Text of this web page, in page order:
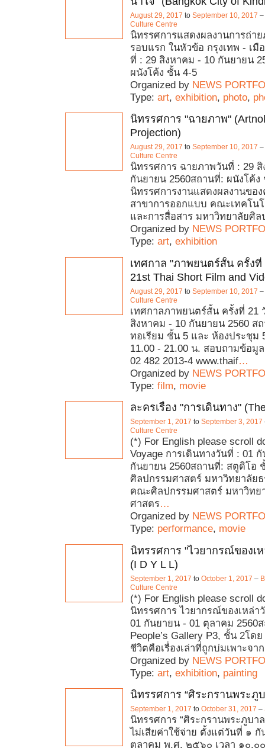
August 29, 2017 to September 10, 2017 –
Culture Centre
นิทรรศการแสดงผลงานการถ่า
รอบแรก ในหัวข้อ กรุงเทพ - เมื
ที่ : 29 สิงหาคม - 10 กันยายน
ผนังโค้ง ชั้น 4-5
Organized by NEWS
Type: art, exhibition, photo,
นิทรรศการ "ฉายภาพ"
Projection)
August 29, 2017 to September 10, 2017 –
Culture Centre
นิทรรศการ ฉายภาพวันที่ : 29
กันยายน 2560สถานที่: ผนังโค้ง
นิทรรศการงานแสดงผลงานขอ
สาขาการออกแบบ คณะเทคโน
และการสื่อสาร มหาวิทยาลัยศิล
Organized by NEWS
Type: art, exhibition
เทศกาล "ภาพยนตร์สั้น ครั้งที่
21st Thai Short Film and
August 29, 2017 to September 10, 2017 –
Culture Centre
เทศกาลภาพยนตร์สั้น ครั้งที่ 21
สิงหาคม - 10 กันยายน 2560 ส
ทอเรียม ชั้น 5 และ ห้องประชุม
11.00 - 21.00 น. สอบถามข้อมู
02 482 2013-4 www.thaif…
Organized by NEWS
Type: film, movie
ละครเรื่อง "การเดินทาง"
September 1, 2017 to September 3, 2017
Culture Centre
(*) For English please scroll
Voyage การเดินทางวันที่ : 01
กันยายน 2560สถานที่: สตูดิโอ
ศิลปกรรมศาสตร์ มหาวิทยาลัย
คณะศิลปกรรมศาสตร์ มหาวิทย
ศาสตร…
Organized by NEWS
Type: performance, movie
นิทรรศการ "ไวยากรณ์ของเ
(I D Y L L)
September 1, 2017 to October 1, 2017 –
Culture Centre
(*) For English please scroll
นิทรรศการ ไวยากรณ์ของเหล่
01 กันยายน - 01 ตุลาคม 2560
People’s Gallery P3, ชั้น 2โด
ชีวิตคือเรื่องเล่าที่ถูกบ่มเพาะจา
Organized by NEWS
Type: art, exhibition, painting
นิทรรศการ “ศิระกรานพระภู
September 1, 2017 to October 31, 2017 –
นิทรรศการ “ศิระกรานพระภูบา
ไม่เสียค่าใช้จ่าย ตั้งแต่วันที่ ๑
ตุลาคม พ.ศ. ๒๕๖๐ เวลา ๑๐.๐